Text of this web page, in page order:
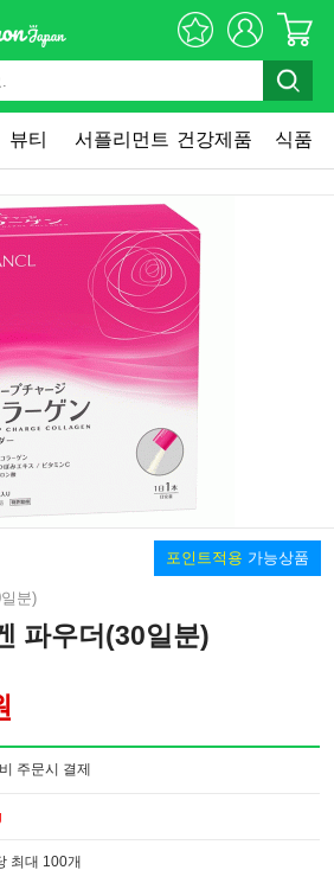
뷰티 서플리먼트 건강제품 식품
포인트적용 가능상품
분)
파우더(30일분)
주문시 결제
최대 100개